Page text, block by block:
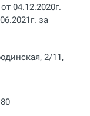
04.12.2020г.
за
2/11,